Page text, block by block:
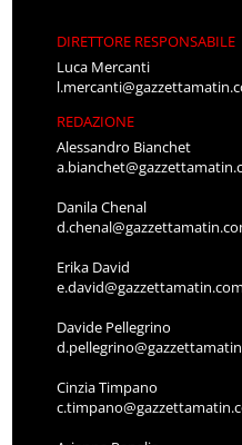
DIRETTORE RESPONSABILE
Luca Mercanti
REDAZIONE
Alessandro Bianchet
Danila Chenal
Erika David
e.david@gazzettamatin.com
Davide Pellegrino
Cinzia Timpano